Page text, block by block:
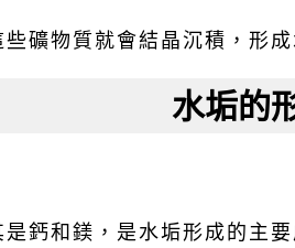
礦物質就會結晶沉積，形成
水垢的
鈣和鎂，是水垢形成的主